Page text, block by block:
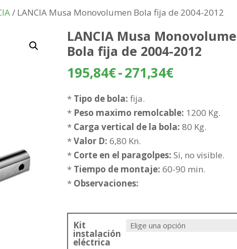
/ LANCIA Musa Monovolumen Bola fija de 2004-2012
LANCIA Musa
Bola fija de 2004-2012
195,84€-271,34€Rango
desde
195,84€
271,34€
* Tipo de bola: fija.
* Peso maximo remolcable: 1200 Kg.
* Carga vertical de la bola: 80 Kg.
*Valor D: 6,80 Kn.
* Corte en el paragolpes: Si, no visible.
* Tiempo de montaje: 60-90 min.
* Observaciones:
Kit
instalación
eléctrica